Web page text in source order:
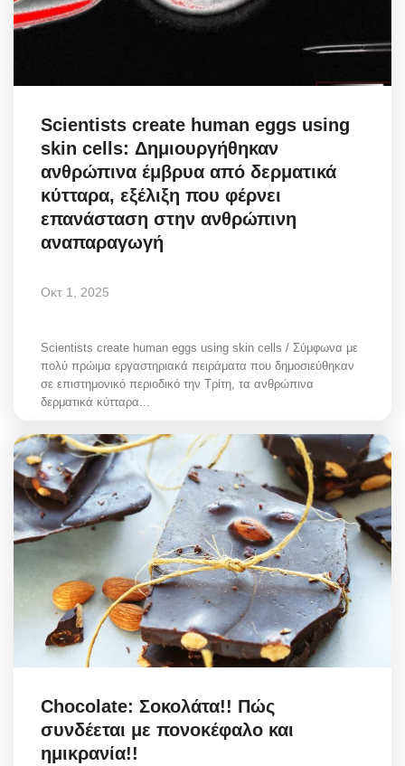
Scientists create human eggs using
skin cells: Δημιουργήθηκαν
ανθρώπινα έμβρυα από δερματικά
κύτταρα, εξέλιξη που φέρνει
επανάσταση στην ανθρώπινη
αναπαραγωγή
Οκτ 1, 2025
Scientists create human eggs using skin cells / Σύμφωνα με
πολύ πρώιμα εργαστηριακά πειράματα που δημοσιεύθηκαν
σε επιστημονικό περιοδικό την Τρίτη, τα ανθρώπινα
δερματικά κύτταρα...
Chocolate: Σοκολάτα!! Πώς
συνδέεται με πονοκέφαλο και
ημικρανία!!